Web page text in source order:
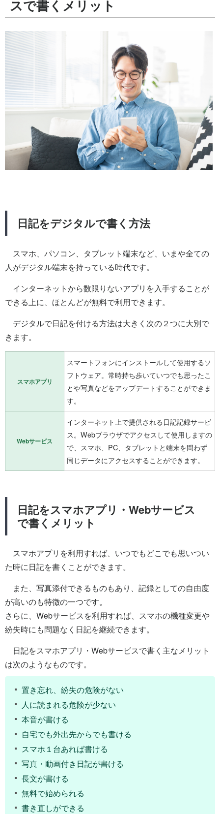
スで書くメリット
日記をデジタルで書く方法
スマホ、パソコン、タブレット端末など、いまや全ての
人がデジタル端末を持っている時代です。
インターネットから数限りないアプリを入手することが
できる上に、ほとんどが無料で利用できます。
デジタルで日記を付ける方法は大きく次の２つに大別で
きます。
スマホアプリ
スマートフォンにインストールして使用するソ
フトウェア。常時持ち歩いていつでも思ったこ
とや写真などをアップデートすることができま
す。
Webサービス
インターネット上で提供される日記記録サービ
ス。Webブラウザでアクセスして使用しますの
で、スマホ、PC、タブレットと端末を問わず
同じデータにアクセスすることができます。
日記をスマホアプリ・Webサービス
で書くメリット
スマホアプリを利用すれば、いつでもどこでも思いつい
た時に日記を書くことができます。
また、写真添付できるものもあり、記録としての自由度
が高いのも特徴の一つです。
さらに、Webサービスを利用すれば、スマホの機種変更や
紛失時にも問題なく日記を継続できます。
日記をスマホアプリ・Webサービスで書く主なメリット
は次のようなものです。
置き忘れ、紛失の危険がない
人に読まれる危険が少ない
本音が書ける
自宅でも外出先からでも書ける
スマホ１台あれば書ける
写真・動画付き日記が書ける
長文が書ける
無料で始められる
書き直しができる